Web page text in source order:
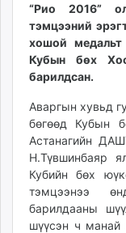
unen.mn
asu.mn
shudarga.mn
shuurhai.mn
unuudur.mn
isee.mn
mglradio.com
fact.mn
itoim.mn
tumen.mn
shuum.mn
“Рио 2016”
тэмцээний
хошой медальт
Кубын бөх
барилдсан.
Аваргын хувьд
бөгөөд Кубын
Астанагийн
Н.Түвшинбаяр
Кубийн бөх
тэмцээнээ
барилдааны
шүүсэн ч манай